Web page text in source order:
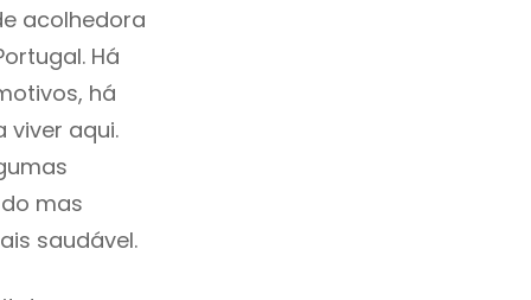
acolhedora
Há
há
aqui.
mas
saudável.